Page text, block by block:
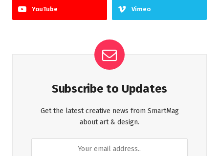
YouTube Vimeo
Subscribe to Updates
Get the latest creative news from SmartMag
about art & design.